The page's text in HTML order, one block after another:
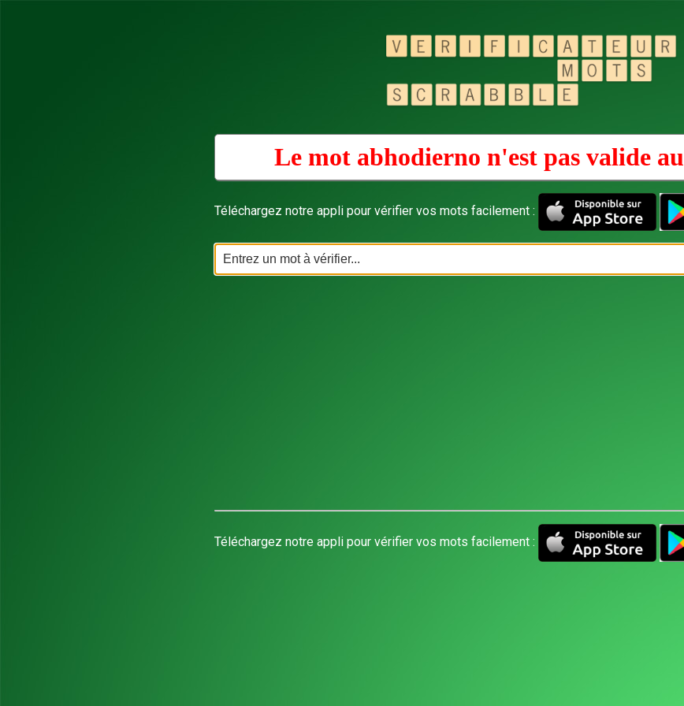
Le mot abhodierno n'est pas valide au
Téléchargez notre appli pour vérifier vos mots facilement :
Téléchargez notre appli pour vérifier vos mots facilement :